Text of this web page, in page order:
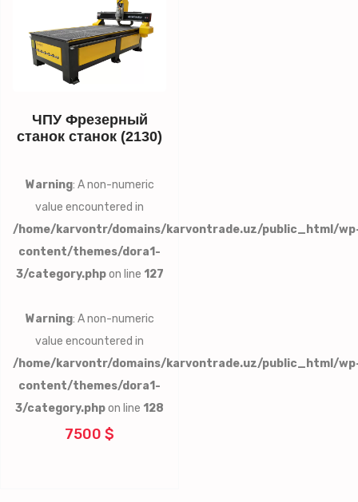
ЧПУ Фрезерный
станок станок (2130)
Warning: A non-numeric
value encountered in
/home/karvontr/domains/karvontrade.uz/public_html/
content/themes/dora1-
3/category.phpon line 127
Warning: A non-numeric
value encountered in
/home/karvontr/domains/karvontrade.uz/public_html/
content/themes/dora1-
3/category.phpon line 128
7500 $